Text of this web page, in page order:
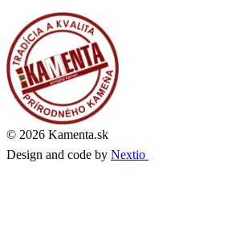
© 2026 Kamenta.sk
Design and code by Nextio